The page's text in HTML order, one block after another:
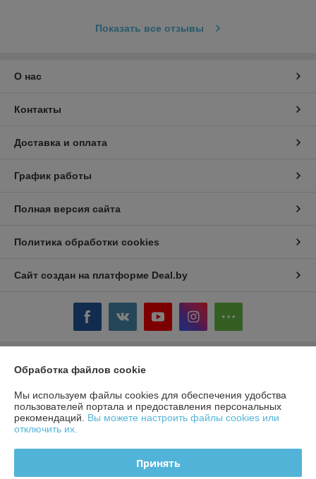
Показать все отзывы
О нас
Контакты
Доставка и оплата
График работы
Полная версия сайта
Политика обработки cookies
Сайт создан на платформе Deal.by
Информация для покупателя
Юридическое лицо: ЧТУП «БелТоргХолод»
220036, Республика Беларусь, г.Минск, пер. Домашевский, 9-9
Регистрационный номер ЕГР: 190859074
Регистрационный орган: Минский горисполком
Обработка файлов cookie
Мы используем файлы cookies для обеспечения удобства
пользователей портала и предоставления персональных
рекомендаций. Вы можете настроить файлы cookies или
отключить их.
Принять